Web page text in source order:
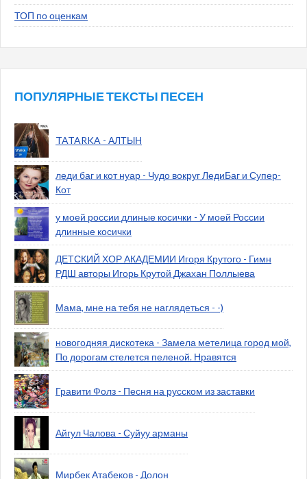
ТОП по оценкам
ПОПУЛЯРНЫЕ ТЕКСТЫ ПЕСЕН
TATARKA - АЛТЫН
леди баг и кот нуар - Чудо вокруг ЛедиБаг и Супер-
Кот
у моей россии длиные косички - У моей России
длинные косички
ДЕТСКИЙ ХОР АКАДЕМИИ Игоря Крутого - Гимн
РДШ авторы Игорь Крутой Джахан Поллыева
Мама, мне на тебя не наглядеться - -)
новогодняя дискотека - Замела метелица город мой,
По дорогам стелется пеленой. Нравятся
Гравити Фолз - Песня на русском из заставки
Айгул Чалова - Суйуу арманы
Мирбек Атабеков - Долон